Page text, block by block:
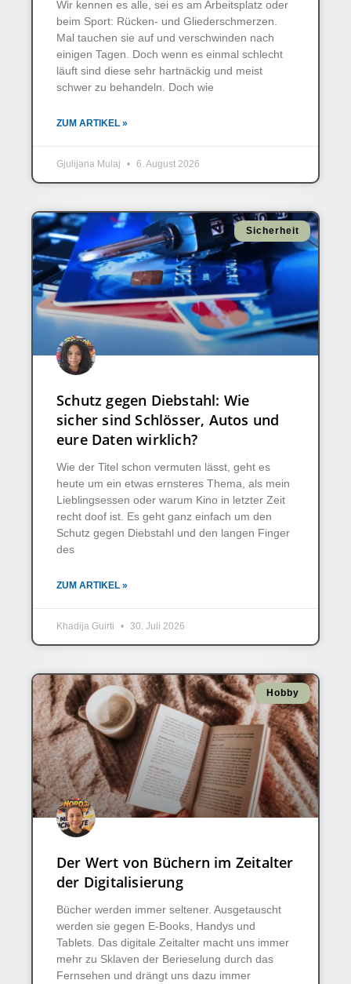
Wir kennen es alle, sei es am Arbeitsplatz oder
beim Sport: Rücken- und Gliederschmerzen.
Mal tauchen sie auf und verschwinden nach
einigen Tagen. Doch wenn es einmal schlecht
läuft sind diese sehr hartnäckig und meist
schwer zu behandeln. Doch wie
ZUM ARTIKEL »
Gjulijana Mulaj 6. August 2026
Sicherheit
Schutz gegen Diebstahl: Wie
sicher sind Schlösser, Autos und
eure Daten wirklich?
Wie der Titel schon vermuten lässt, geht es
heute um ein etwas ernsteres Thema, als mein
Lieblingsessen oder warum Kino in letzter Zeit
recht doof ist. Es geht ganz einfach um den
Schutz gegen Diebstahl und den langen Finger
des
ZUM ARTIKEL »
Khadija Guirti 30. Juli 2026
Hobby
Der Wert von Büchern im Zeitalter
der Digitalisierung
Bücher werden immer seltener. Ausgetauscht
werden sie gegen E-Books, Handys und
Tablets. Das digitale Zeitalter macht uns immer
mehr zu Sklaven der Berieselung durch das
Fernsehen und drängt uns dazu immer